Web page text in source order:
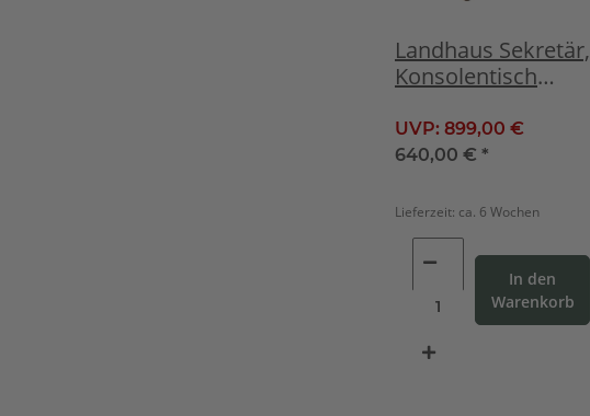
Landhaus Sekretär,
Konsolentisch
UVP: 899,00 €
640,00 € *
Lieferzeit: ca. 6 Wochen
In den
Warenkorb